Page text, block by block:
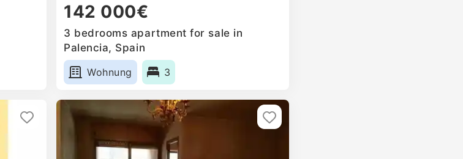
142 000€
3 bedrooms apartment for sale in
Palencia, Spain
Wohnung
3